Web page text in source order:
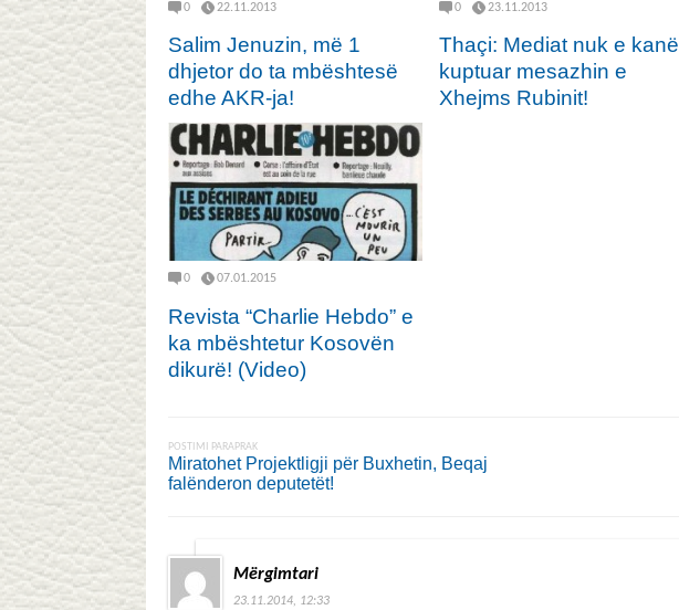
0 22.11.2013
Salim Jenuzin, më 1
dhjetor do ta mbështesë
edhe AKR-ja!
0 23.11.2013
Thaçi: Mediat nuk e kanë
kuptuar mesazhin e
Xhejms Rubinit!
0 07.01.2015
Revista “Charlie Hebdo” e
ka mbështetur Kosovën
dikurë! (Video)
POSTIMI PARAPRAK
Miratohet Projektligji për Buxhetin, Beqaj
falënderon deputetët!
Mërgimtari
23.11.2014, 12:33